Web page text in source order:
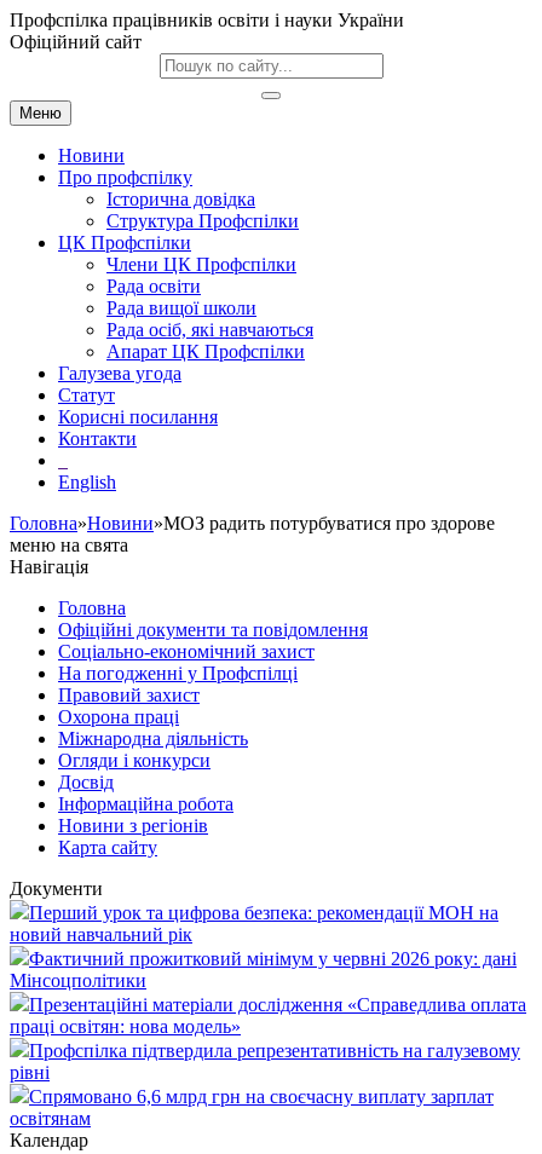
Профспілка працівників освіти і науки України
Офіційний сайт
Меню
Новини
Про профспілку
Історична довідка
Структура Профспілки
ЦК Профспілки
Члени ЦК Профспілки
Рада освіти
Рада вищої школи
Рада осіб, які навчаються
Апарат ЦК Профспілки
Галузева угода
Статут
Корисні посилання
Контакти
English
Головна»Новини»МОЗ радить потурбуватися про здорове
меню на свята
Навігація
Головна
Офіційні документи та повідомлення
Соціально-економічний захист
На погодженні у Профспілці
Правовий захист
Охорона праці
Міжнародна діяльність
Огляди і конкурси
Досвід
Інформаційна робота
Новини з регіонів
Карта сайту
Документи
Перший урок та цифрова безпека: рекомендації МОН на
новий навчальний рік
Фактичний прожитковий мінімум у червні 2026 року: дані
Мінсоцполітики
Презентаційні матеріали дослідження «Справедлива оплата
праці освітян: нова модель»
Профспілка підтвердила репрезентативність на галузевому
рівні
Спрямовано 6,6 млрд грн на своєчасну виплату зарплат
освітянам
Календар